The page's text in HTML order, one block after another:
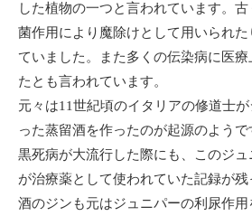
した植物の一つと言われています。
菌作用により魔除けとして用いられ
ていました。また多くの伝染病に医
たとも言われています。
元々は11世紀頃のイタリアの修道士
った蒸留酒を作ったのが起源のよう
黒死病が大流行した際にも、このジ
が治療薬として使われていた記録が
酒のジンも元はジュニパーの利尿作